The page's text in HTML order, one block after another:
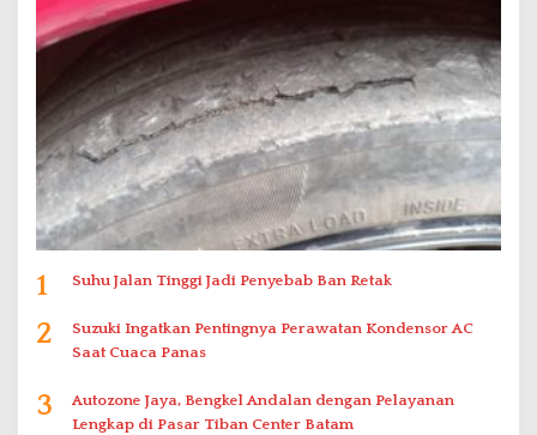
1 Suhu Jalan Tinggi Jadi Penyebab Ban Retak
2
Suzuki Ingatkan Pentingnya Perawatan Kondensor AC
Saat Cuaca Panas
3
Autozone Jaya, Bengkel Andalan dengan Pelayanan
Lengkap di Pasar Tiban Center Batam